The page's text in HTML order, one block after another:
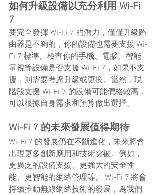
如何升級設備以充分利用 Wi-Fi
7
要完全發揮 Wi-Fi 7 的潛力，僅僅升級路
由器是不夠的，你的設備也需要支援 Wi-
Fi 7 標準。檢查你的手機、電腦、智能
電視等設備是否支援 Wi-Fi 7，如果不支
援，則需要考慮升級或更換。當然，現
階段支援 Wi-Fi 7 的設備可能價格較高，
可以根據自身需求和預算做出選擇。
Wi-Fi 7 的未來發展值得期待
Wi-Fi 7 的發展仍在不斷進化，未來將會
出現更多創新應用和技術突破。例如，
更廣泛的設備支援、更強大的安全性
能、更智能的網絡管理等。 Wi-Fi 7 將會
持續推動無線網絡技術的發展，為我們